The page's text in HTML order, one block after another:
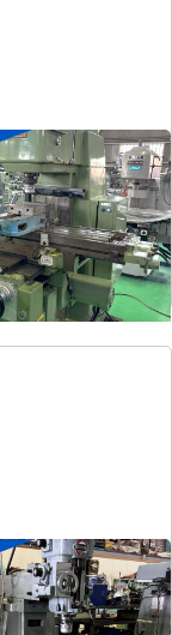
ス盤
大隈豊和
STM-2V
1990
イス盤
静岡